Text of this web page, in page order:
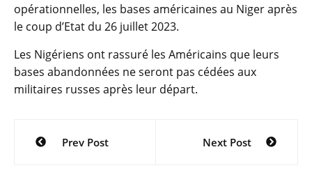
opérationnelles, les bases américaines au Niger après
le coup d’Etat du 26 juillet 2023.
Les Nigériens ont rassuré les Américains que leurs
bases abandonnées ne seront pas cédées aux
militaires russes après leur départ.
Navigation
Prev Post Next Post